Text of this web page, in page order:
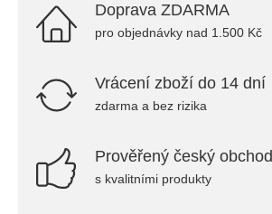
Doprava ZDARMA
pro objednávky nad 1.500 Kč
Vrácení zboží do 14 dní
zdarma a bez rizika
Prověřený český obchod
s kvalitními produkty